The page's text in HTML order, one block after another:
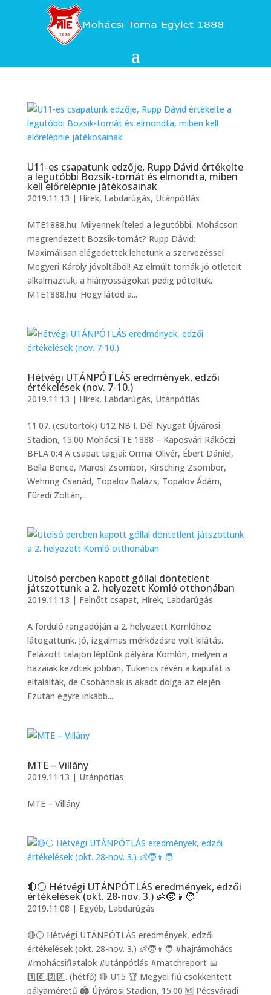
U11-es csapatunk edzője, Rupp Dávid értékelte
a legutóbbi Bozsik-tornát és elmondta, miben
kell előrelépnie játékosainak
2019.11.13 | Hírek, Labdarúgás, Utánpótlás
MTE1888.hu: Milyennek íteled a legutóbbi, Mohácson
megrendezett Bozsik-tornát? Rupp Dávid:
Maximálisan elégedettek lehetünk a szervezéssel
Megyeri Károly jóvoltából! Az elmúlt tornák jó ötleteit
alkalmaztuk, a hiányosságokat pedig pótoltuk.
MTE1888.hu: Hogy látod a...
Hétvégi UTÁNPÓTLÁS eredmények, edzői
értékelések (nov. 7-10.)
2019.11.13 | Hírek, Labdarúgás, Utánpótlás
11.07. (csütörtök) U12 NB I. Dél-Nyugat Újvárosi
Stadion, 15:00 Mohácsi TE 1888 – Kaposvári Rákóczi
BFLA 0:4 A csapat tagjai: Ormai Olivér, Ébert Dániel,
Bella Bence, Marosi Zsombor, Kirsching Zsombor,
Wehring Csanád, Topalov Balázs, Topalov Ádám,
Füredi Zoltán,...
Utolsó percben kapott góllal döntetlent
játszottunk a 2. helyezett Komló otthonában
2019.11.13 | Felnőtt csapat, Hírek, Labdarúgás
A forduló rangadóján a 2. helyezett Komlóhoz
látogattunk. Jó, izgalmas mérkőzésre volt kilátás.
Felázott talajon léptünk pályára Komlón, melyen a
hazaiak kezdtek jobban, Tukerics révén a kapufát is
eltalálták, de Csobánnak is akadt dolga az elején.
Ezután egyre inkább...
MTE – Villány
2019.11.13 | Utánpótlás
MTE – Villány
🔴⚪️ Hétvégi UTÁNPÓTLÁS eredmények, edzői
értékelések (okt. 28-nov. 3.) 👶🧒👦🧑
2019.11.08 | Egyéb, Labdarúgás
🔴⚪️ Hétvégi UTÁNPÓTLÁS eredmények, edzői
értékelések (okt. 28-nov. 3.) 👶🧒👦🧑 #hajrámohács
#mohácsifiatalok #utánpótlás #matchreport 📅
1️⃣0️⃣.2️⃣8️⃣. (hétfő) 🔴 U15 🏆 Megyei fiú csökkentett
pályaméretű 🏟 Újvárosi Stadion, 15:00 🆚 Pécsváradi